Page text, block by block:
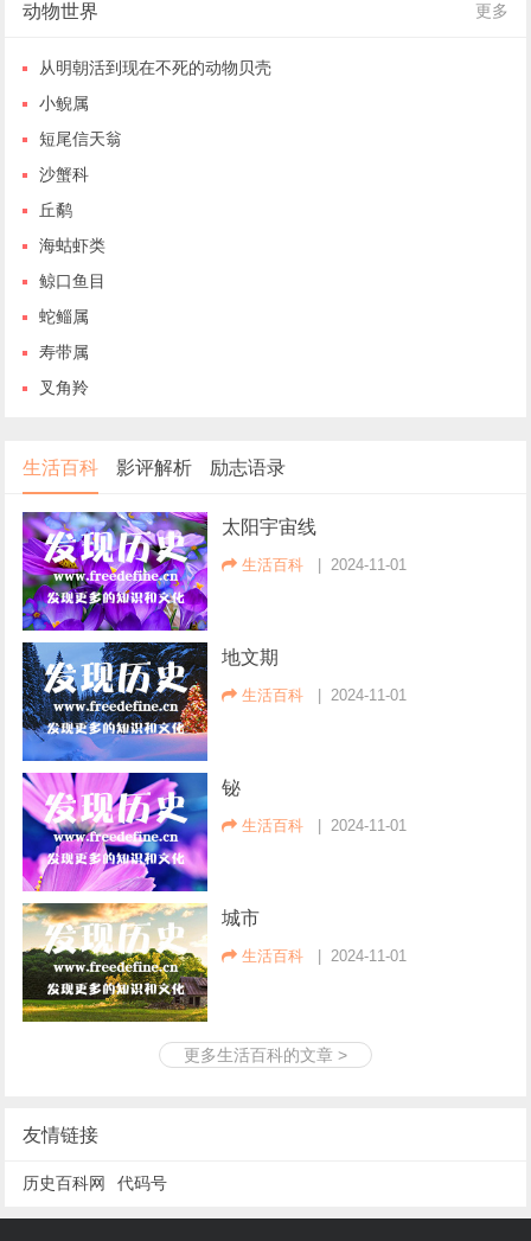
动物世界 更多
从明朝活到现在不死的动物贝壳
小鲵属
短尾信天翁
沙蟹科
丘鹬
海蛄虾类
鲸口鱼目
蛇鲻属
寿带属
叉角羚
生活百科 影评解析 励志语录
太阳宇宙线
生活百科 | 2024-11-01
地文期
生活百科 | 2024-11-01
铋
生活百科 | 2024-11-01
城市
生活百科 | 2024-11-01
更多生活百科的文章 >
友情链接
历史百科网 代码号